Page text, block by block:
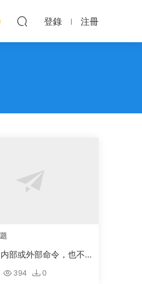
登錄 注冊
部或外部命令，也不
394 0